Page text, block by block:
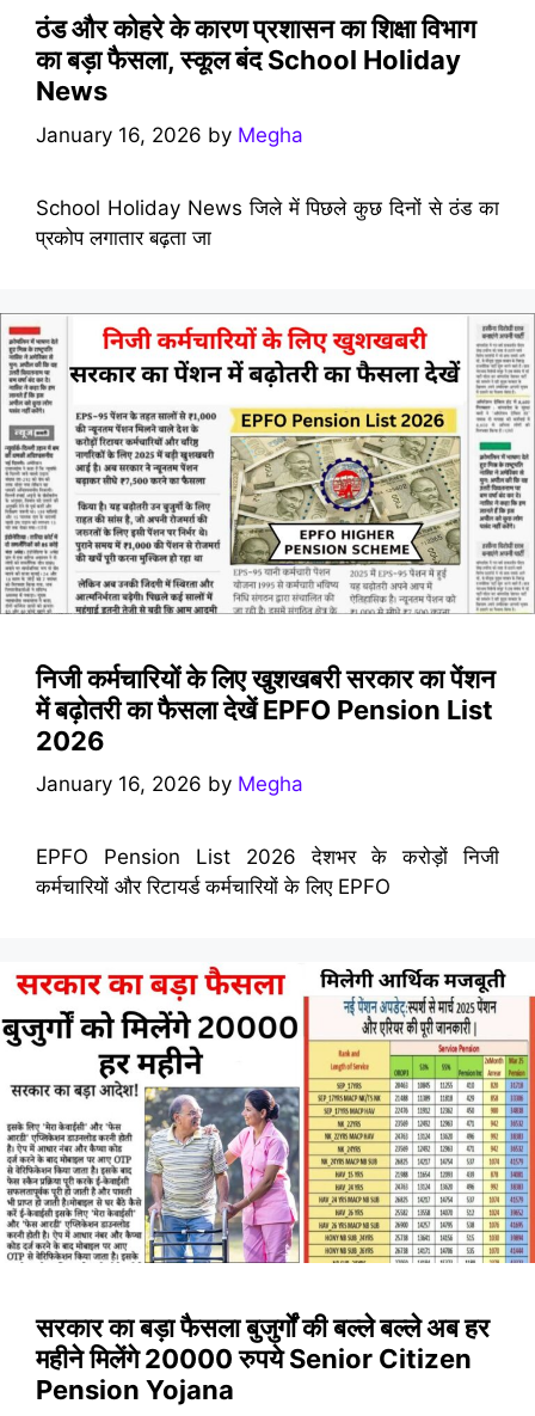
ठंड और कोहरे के कारण प्रशासन का शिक्षा विभाग
का बड़ा फैसला, स्कूल बंद School Holiday
News
January 16, 2026 by Megha
School Holiday News जिले में पिछले कुछ दिनों से ठंड का
प्रकोप लगातार बढ़ता जा
निजी कर्मचारियों के लिए खुशखबरी सरकार का पेंशन
में बढ़ोतरी का फैसला देखें EPFO Pension List
2026
January 16, 2026 by Megha
EPFO Pension List 2026 देशभर के करोड़ों निजी
कर्मचारियों और रिटायर्ड कर्मचारियों के लिए EPFO
सरकार का बड़ा फैसला बुजुर्गों की बल्ले बल्ले अब हर
महीने मिलेंगे 20000 रुपये Senior Citizen
Pension Yojana